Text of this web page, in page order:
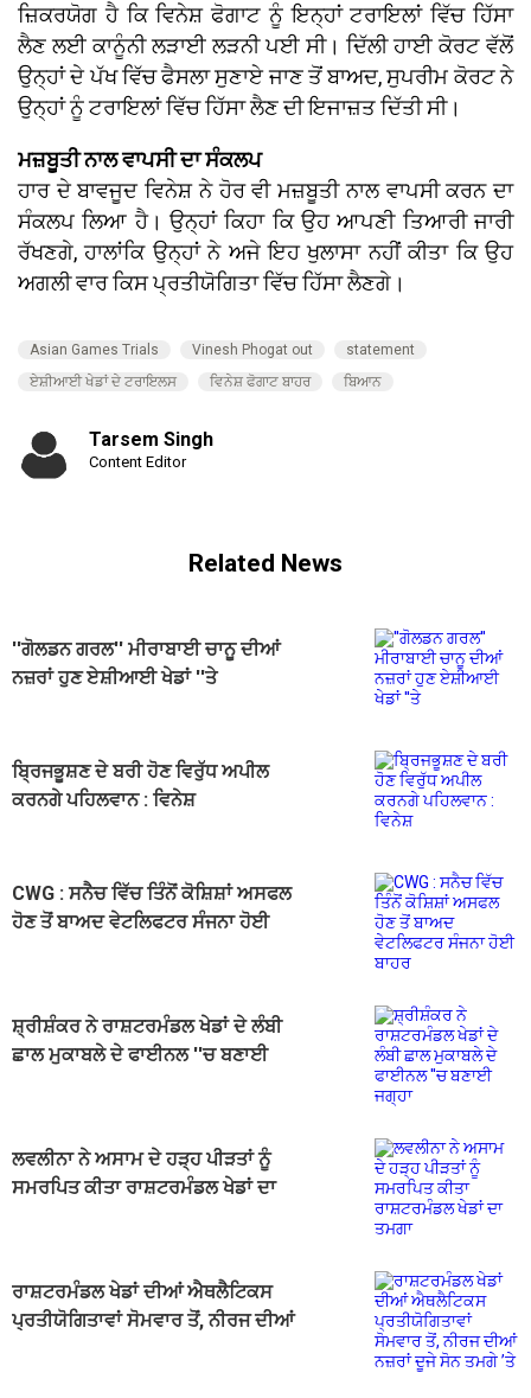
ਜ਼ਿਕਰਯੋਗ ਹੈ ਕਿ ਵਿਨੇਸ਼ ਫੋਗਾਟ ਨੂੰ ਇਨ੍ਹਾਂ ਟਰਾਇਲਾਂ ਵਿੱਚ ਹਿੱਸਾ
ਲੈਣ ਲਈ ਕਾਨੂੰਨੀ ਲੜਾਈ ਲੜਨੀ ਪਈ ਸੀ। ਦਿੱਲੀ ਹਾਈ ਕੋਰਟ ਵੱਲੋਂ
ਉਨ੍ਹਾਂ ਦੇ ਪੱਖ ਵਿੱਚ ਫੈਸਲਾ ਸੁਣਾਏ ਜਾਣ ਤੋਂ ਬਾਅਦ, ਸੁਪਰੀਮ ਕੋਰਟ ਨੇ
ਉਨ੍ਹਾਂ ਨੂੰ ਟਰਾਇਲਾਂ ਵਿੱਚ ਹਿੱਸਾ ਲੈਣ ਦੀ ਇਜਾਜ਼ਤ ਦਿੱਤੀ ਸੀ।
ਮਜ਼ਬੂਤੀ ਨਾਲ ਵਾਪਸੀ ਦਾ ਸੰਕਲਪ
ਹਾਰ ਦੇ ਬਾਵਜੂਦ ਵਿਨੇਸ਼ ਨੇ ਹੋਰ ਵੀ ਮਜ਼ਬੂਤੀ ਨਾਲ ਵਾਪਸੀ ਕਰਨ ਦਾ
ਸੰਕਲਪ ਲਿਆ ਹੈ। ਉਨ੍ਹਾਂ ਕਿਹਾ ਕਿ ਉਹ ਆਪਣੀ ਤਿਆਰੀ ਜਾਰੀ
ਰੱਖਣਗੇ, ਹਾਲਾਂਕਿ ਉਨ੍ਹਾਂ ਨੇ ਅਜੇ ਇਹ ਖੁਲਾਸਾ ਨਹੀਂ ਕੀਤਾ ਕਿ ਉਹ
ਅਗਲੀ ਵਾਰ ਕਿਸ ਪ੍ਰਤੀਯੋਗਿਤਾ ਵਿੱਚ ਹਿੱਸਾ ਲੈਣਗੇ।
Asian Games Trials Vinesh Phogat out
statement
ਏਸ਼ੀਆਈ ਖੇਡਾਂ ਦੇ ਟਰਾਇਲਸ
ਵਿਨੇਸ਼ ਫੋਗਾਟ ਬਾਹਰ ਬਿਆਨ
Tarsem Singh
Content Editor
Related News
''ਗੋਲਡਨ ਗਰਲ'' ਮੀਰਾਬਾਈ ਚਾਨੂ ਦੀਆਂ
ਨਜ਼ਰਾਂ ਹੁਣ ਏਸ਼ੀਆਈ ਖੇਡਾਂ ''ਤੇ
ਬ੍ਰਿਜਭੂਸ਼ਣ ਦੇ ਬਰੀ ਹੋਣ ਵਿਰੁੱਧ ਅਪੀਲ
ਕਰਨਗੇ ਪਹਿਲਵਾਨ : ਵਿਨੇਸ਼
CWG : ਸਨੈਚ ਵਿੱਚ ਤਿੰਨੋਂ ਕੋਸ਼ਿਸ਼ਾਂ ਅਸਫਲ
ਹੋਣ ਤੋਂ ਬਾਅਦ ਵੇਟਲਿਫਟਰ ਸੰਜਨਾ ਹੋਈ
ਸ਼੍ਰੀਸ਼ੰਕਰ ਨੇ ਰਾਸ਼ਟਰਮੰਡਲ ਖੇਡਾਂ ਦੇ ਲੰਬੀ
ਛਾਲ ਮੁਕਾਬਲੇ ਦੇ ਫਾਈਨਲ ''ਚ ਬਣਾਈ
ਲਵਲੀਨਾ ਨੇ ਅਸਾਮ ਦੇ ਹੜ੍ਹ ਪੀੜਤਾਂ ਨੂੰ
ਸਮਰਪਿਤ ਕੀਤਾ ਰਾਸ਼ਟਰਮੰਡਲ ਖੇਡਾਂ ਦਾ
ਰਾਸ਼ਟਰਮੰਡਲ ਖੇਡਾਂ ਦੀਆਂ ਐਥਲੈਟਿਕਸ
ਪ੍ਰਤੀਯੋਗਿਤਾਵਾਂ ਸੋਮਵਾਰ ਤੋਂ, ਨੀਰਜ ਦੀਆਂ